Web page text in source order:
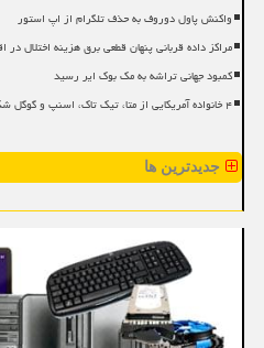
واکنش پاول دوروف به حذف تلگرام از اپ استور
مراکز داده قربانی پنهان قطعی برق هزینه اختلال در
کمبود جهانی تراشه به مک بوک ایر رسید
۴ خانواده آمریکایی از متا، تیک تاک، اسنپ و گوگل شکایت کردند
جدیدترین ها